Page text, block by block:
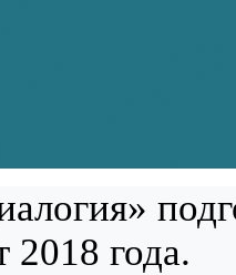
2018 года.